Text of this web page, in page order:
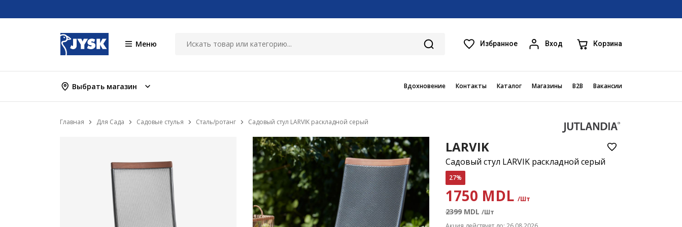
Меню Избранное Вход Корзина
Выбрать магазин Вдохновение Контакты Каталог Магазины B2B Вакансии
Главная Для Сада Садовые стулья Сталь/ротанг Садовый стул LARVIK раскладной серый
LARVIK
Садовый стул LARVIK раскладной серый
27%
1750 MDL /Шт
2399 MDL /Шт